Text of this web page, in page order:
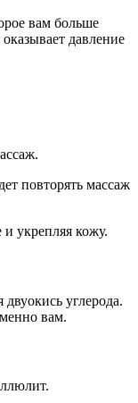
вам больше
давление
повторять массаж
укрепляя кожу.
углерода.
вам.